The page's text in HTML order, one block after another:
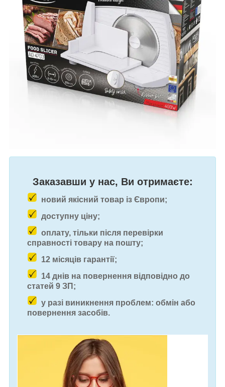
Заказавши у нас, Ви отримаєте:
новий якісний товар із Європи;
доступну ціну;
оплату, тільки після перевірки
справності товару на пошту;
12 місяців гарантії;
14 днів на повернення відповідно до
статей 9 ЗП;
у разі виникнення проблем: обмін або
повернення засобів.